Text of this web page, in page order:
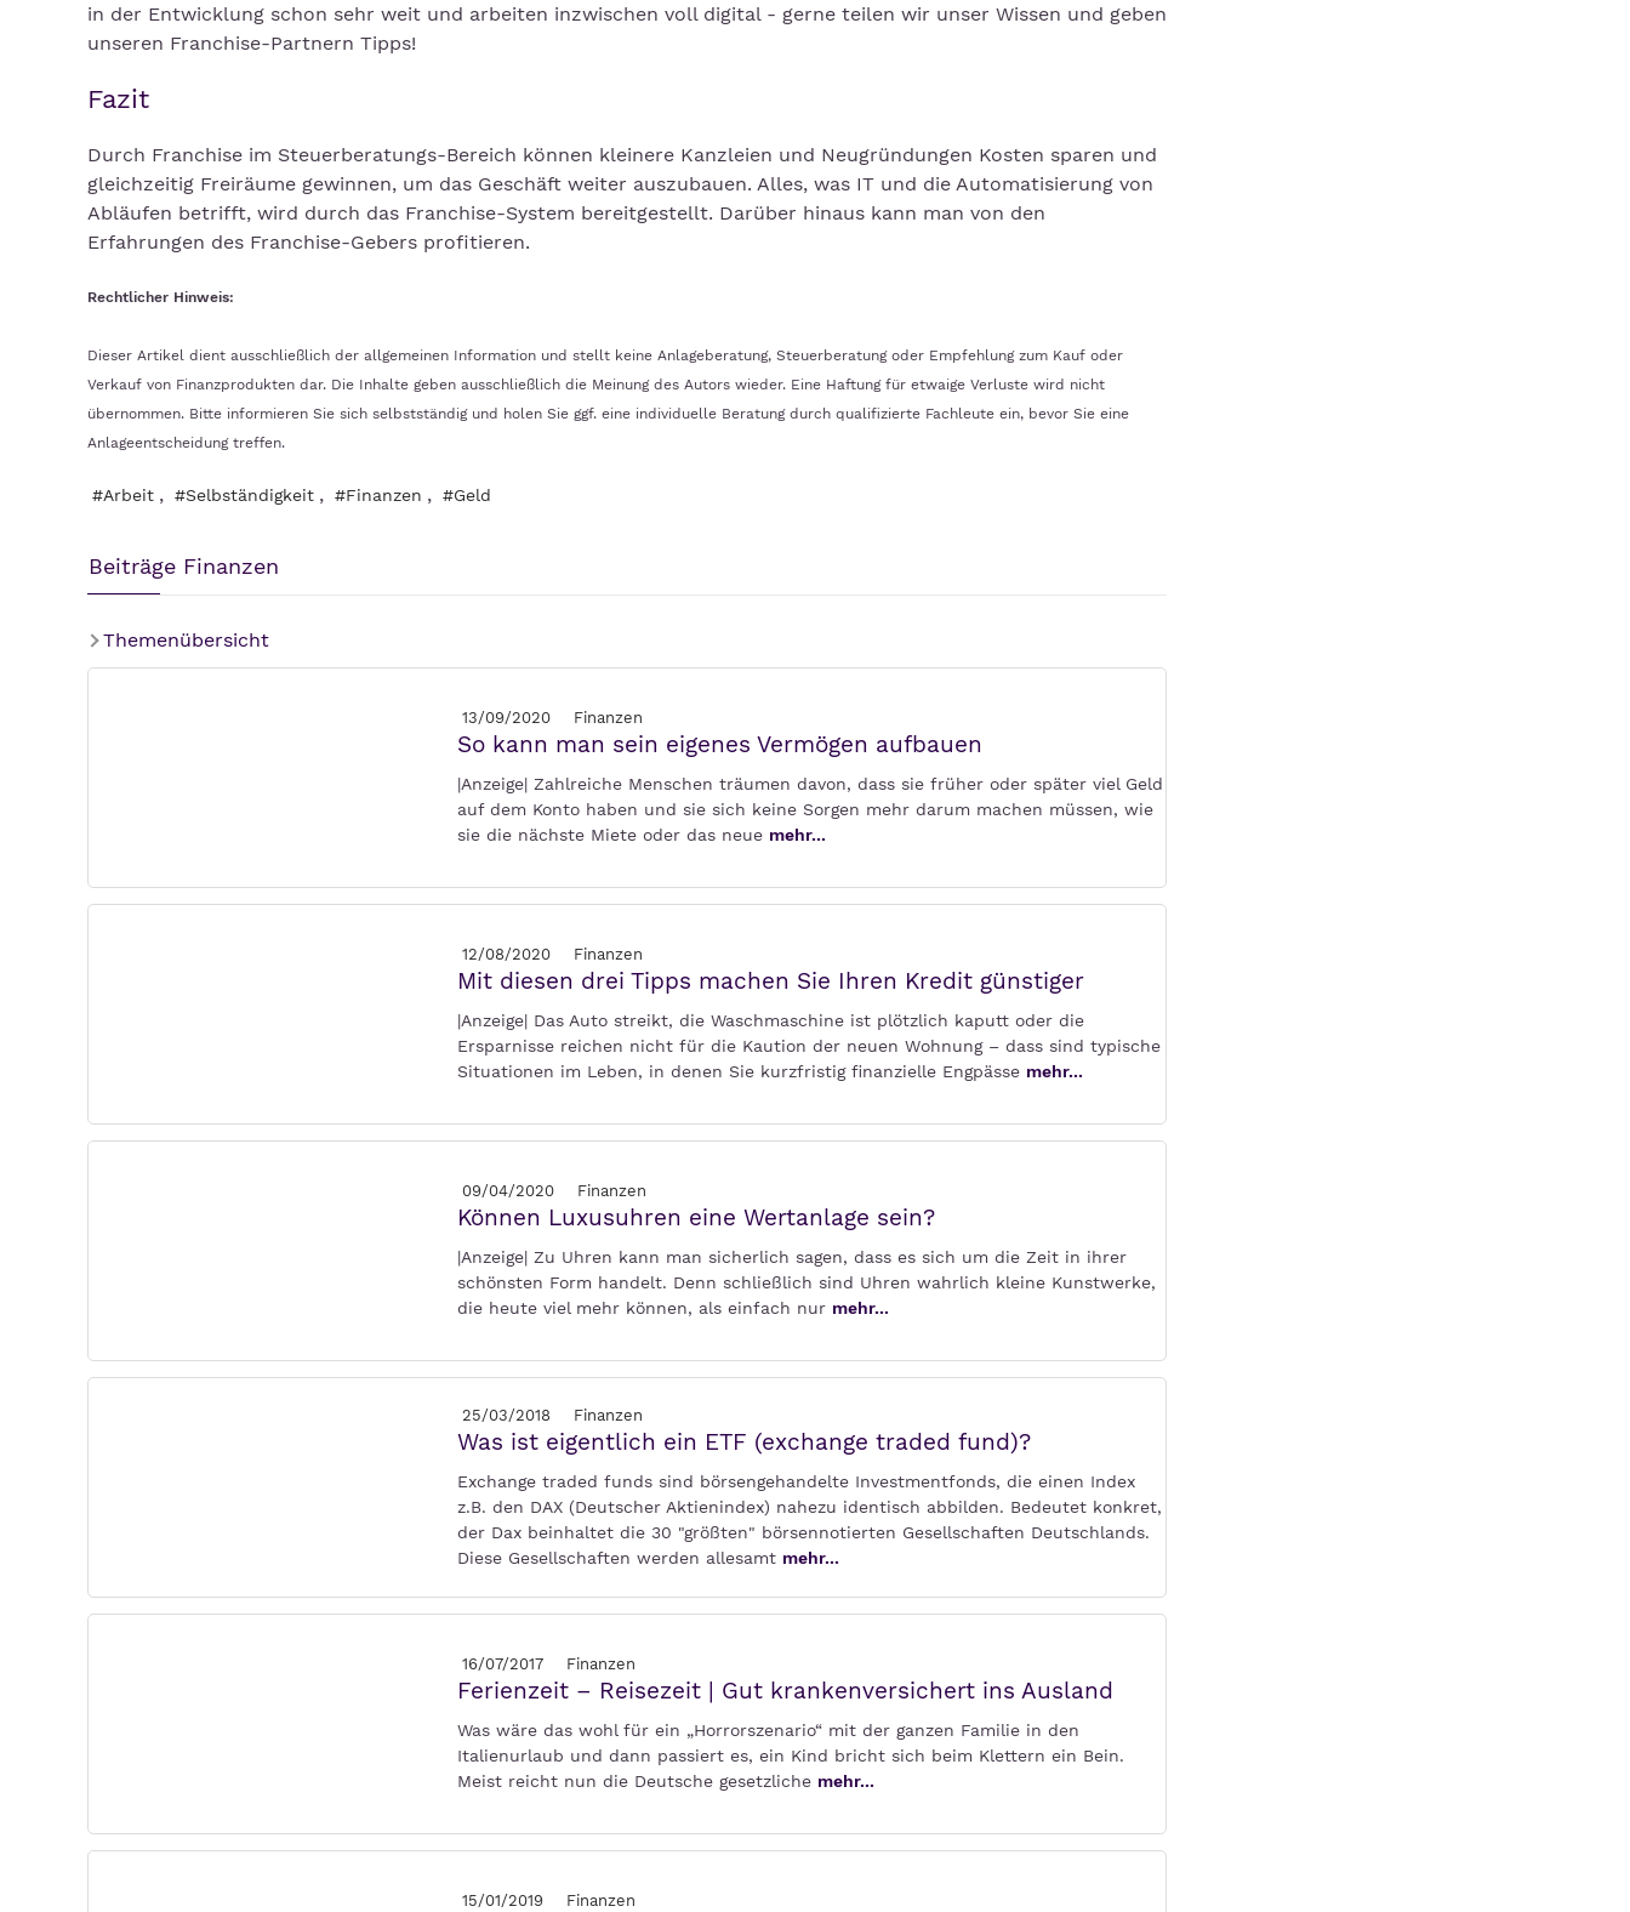
in der Entwicklung schon sehr weit und arbeiten inzwischen voll digital - gerne teilen wir unser Wissen und geben
unseren Franchise-Partnern Tipps!
Fazit
Durch Franchise im Steuerberatungs-Bereich können kleinere Kanzleien und Neugründungen Kosten sparen und
gleichzeitig Freiräume gewinnen, um das Geschäft weiter auszubauen. Alles, was IT und die Automatisierung von
Abläufen betrifft, wird durch das Franchise-System bereitgestellt. Darüber hinaus kann man von den
Erfahrungen des Franchise-Gebers profitieren.
Rechtlicher Hinweis:
Dieser Artikel dient ausschließlich der allgemeinen Information und stellt keine Anlageberatung, Steuerberatung oder Empfehlung zum Kauf oder
Verkauf von Finanzprodukten dar. Die Inhalte geben ausschließlich die Meinung des Autors wieder. Eine Haftung für etwaige Verluste wird nicht
übernommen. Bitte informieren Sie sich selbstständig und holen Sie ggf. eine individuelle Beratung durch qualifizierte Fachleute ein, bevor Sie eine
Anlageentscheidung treffen.
#Arbeit , #Selbständigkeit , #Finanzen , #Geld
Beiträge Finanzen
Themenübersicht
13/09/2020 Finanzen
So kann man sein eigenes Vermögen aufbauen
|Anzeige| Zahlreiche Menschen träumen davon, dass sie früher oder später viel Geld
auf dem Konto haben und sie sich keine Sorgen mehr darum machen müssen, wie
sie die nächste Miete oder das neue mehr...
12/08/2020 Finanzen
Mit diesen drei Tipps machen Sie Ihren Kredit günstiger
|Anzeige| Das Auto streikt, die Waschmaschine ist plötzlich kaputt oder die
Ersparnisse reichen nicht für die Kaution der neuen Wohnung – dass sind typische
Situationen im Leben, in denen Sie kurzfristig finanzielle Engpässe mehr...
09/04/2020 Finanzen
Können Luxusuhren eine Wertanlage sein?
|Anzeige| Zu Uhren kann man sicherlich sagen, dass es sich um die Zeit in ihrer
schönsten Form handelt. Denn schließlich sind Uhren wahrlich kleine Kunstwerke,
die heute viel mehr können, als einfach nur mehr...
25/03/2018 Finanzen
Was ist eigentlich ein ETF (exchange traded fund)?
Exchange traded funds sind börsengehandelte Investmentfonds, die einen Index
z.B. den DAX (Deutscher Aktienindex) nahezu identisch abbilden. Bedeutet konkret,
der Dax beinhaltet die 30 "größten" börsennotierten Gesellschaften Deutschlands.
Diese Gesellschaften werden allesamt mehr...
16/07/2017 Finanzen
Ferienzeit – Reisezeit | Gut krankenversichert ins Ausland
Was wäre das wohl für ein „Horrorszenario“ mit der ganzen Familie in den
Italienurlaub und dann passiert es, ein Kind bricht sich beim Klettern ein Bein.
Meist reicht nun die Deutsche gesetzliche mehr...
15/01/2019 Finanzen